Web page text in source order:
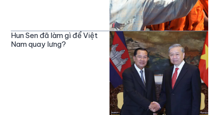
Hun Sen đã làm gì để Việt
Nam quay lưng?